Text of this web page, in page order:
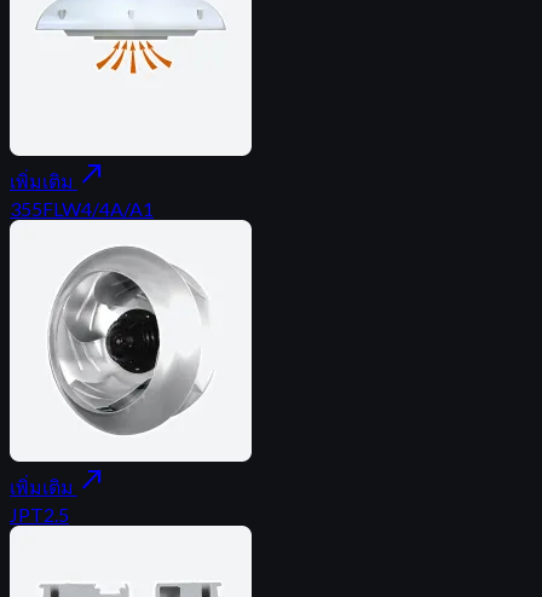
เพิ่มเติม north_east
355FLW4/4A/A1
เพิ่มเติม north_east
JPT2.5